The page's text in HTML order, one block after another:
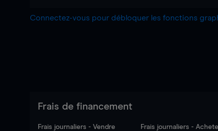
Connectez-vous pour débloquer les fonctions
Frais de financement
Frais journaliers - Vendre Frais journaliers -